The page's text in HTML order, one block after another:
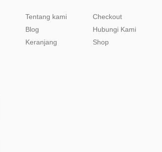
Tentang kami
Blog
Keranjang
Checkout
Hubungi Kami
Shop